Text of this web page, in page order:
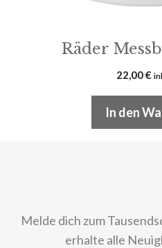
Räder
22,00€
In den
Melde dich zum
erhalte alle